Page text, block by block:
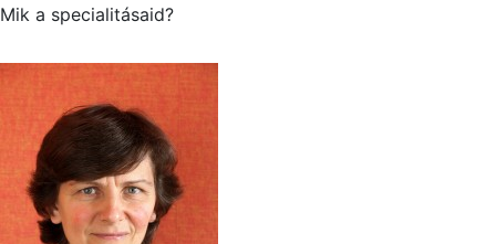
Mik a specialitásaid?